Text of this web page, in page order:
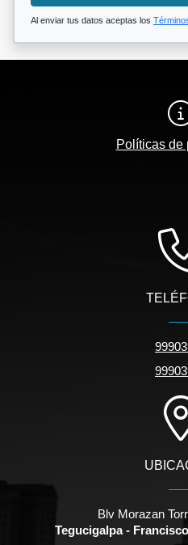
Al enviar tus datos aceptas los
Políticas de
Blv Morazan
Tegucigalpa -